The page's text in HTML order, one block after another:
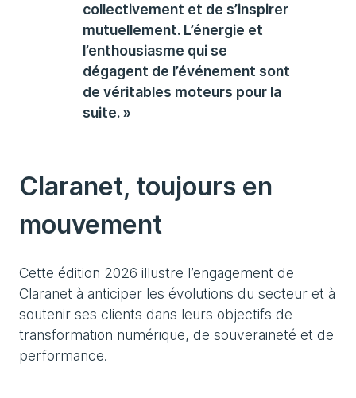
collectivement et de s’inspirer
mutuellement. L’énergie et
l’enthousiasme qui se
dégagent de l’événement sont
de véritables moteurs pour la
suite. »
Claranet, toujours en
mouvement
Cette édition 2026 illustre l’engagement de
Claranet à anticiper les évolutions du secteur et à
soutenir ses clients dans leurs objectifs de
transformation numérique, de souveraineté et de
performance.